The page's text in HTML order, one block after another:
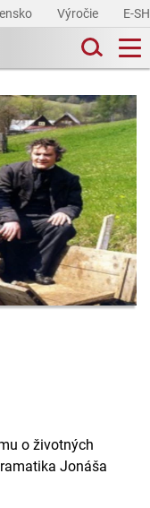
Výročie E-
o životných
Jonáša